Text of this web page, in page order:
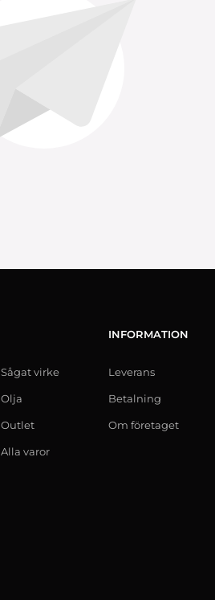
Sågat virke
Olja
Outlet
Alla varor
INFORMATION
Leverans
Betalning
Om företaget